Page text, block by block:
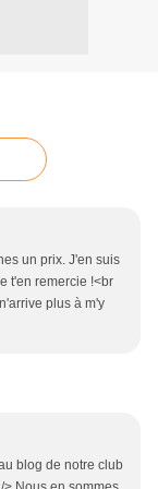
un prix. J'en suis
t'en remercie !<br
plus à m'y
blog de notre club